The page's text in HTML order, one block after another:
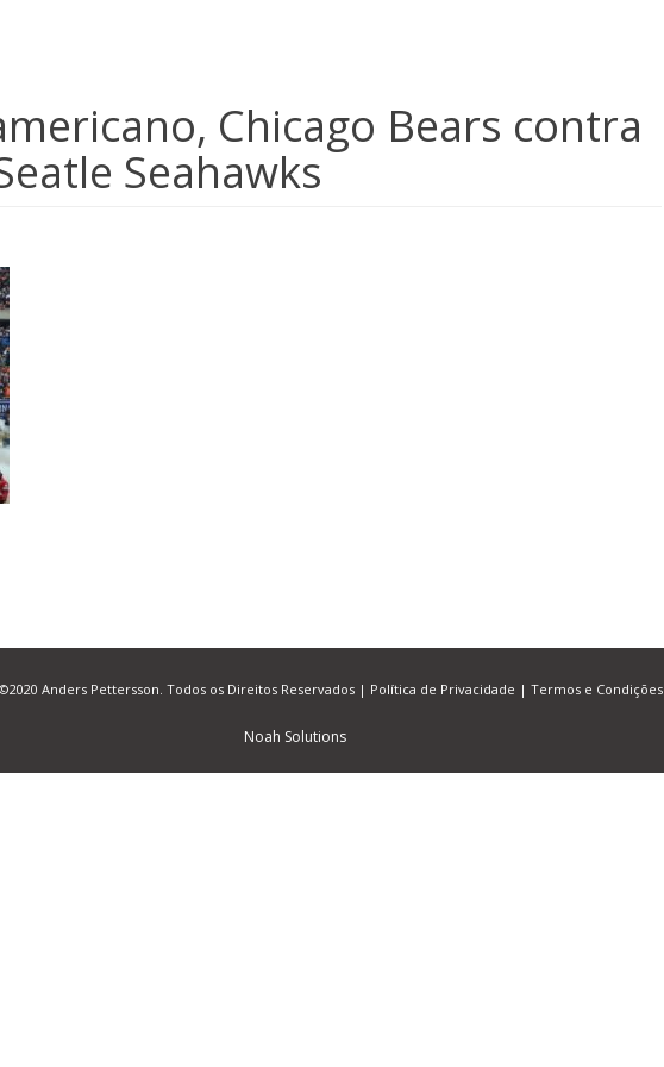
Chicago Bears contra
Seahawks
©2020 Anders Pettersson. Todos os Direitos Reservados | Política de Privacidade | Termos e Condições
Noah Solutions